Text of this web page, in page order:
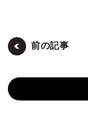
前の記事